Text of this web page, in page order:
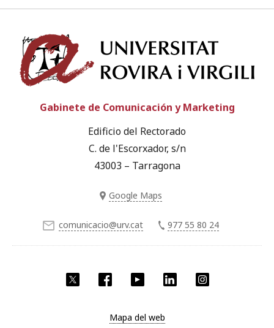
Twitter Facebook YouTube LinkedIn
Gabinete de Comunicación y Marketing
Edificio del Rectorado
C. de l'Escorxador, s/n
43003 – Tarragona
Google Maps
comunicacio@urv.cat 977 55 80 24
Mapa del web